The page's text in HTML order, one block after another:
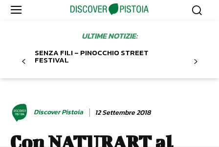
ULTIME NOTIZIE:
SENZA FILI – PINOCCHIO STREET
FESTIVAL
Discover Pistoia 12 Settembre 2018
Con NATURART al